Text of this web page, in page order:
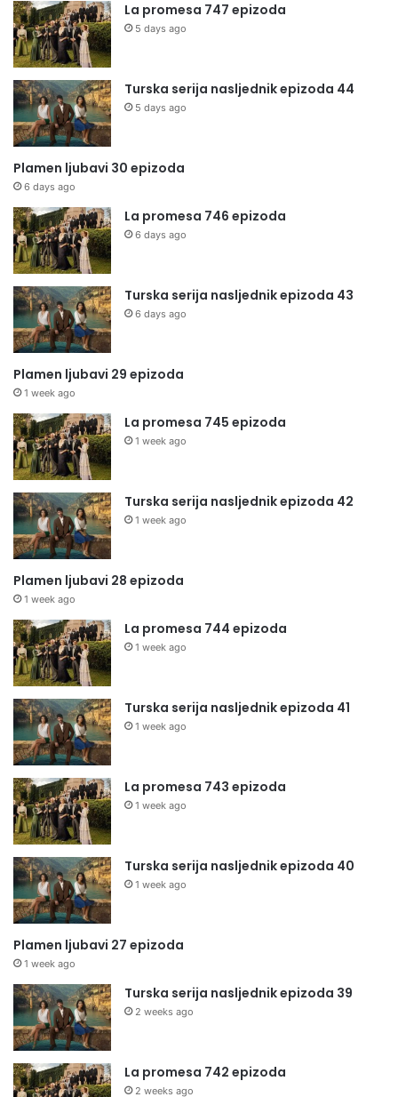
La promesa 747 epizoda
5 days ago
Turska serija nasljednik epizoda 44
5 days ago
Plamen ljubavi 30 epizoda
6 days ago
La promesa 746 epizoda
6 days ago
Turska serija nasljednik epizoda 43
6 days ago
Plamen ljubavi 29 epizoda
1 week ago
La promesa 745 epizoda
1 week ago
Turska serija nasljednik epizoda 42
1 week ago
Plamen ljubavi 28 epizoda
1 week ago
La promesa 744 epizoda
1 week ago
Turska serija nasljednik epizoda 41
1 week ago
La promesa 743 epizoda
1 week ago
Turska serija nasljednik epizoda 40
1 week ago
Plamen ljubavi 27 epizoda
1 week ago
Turska serija nasljednik epizoda 39
2 weeks ago
La promesa 742 epizoda
2 weeks ago